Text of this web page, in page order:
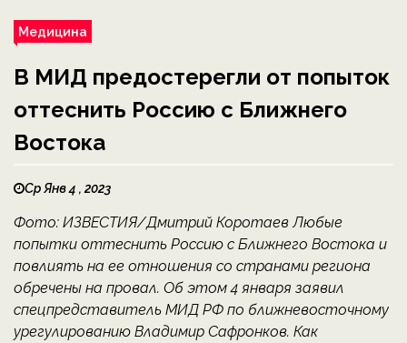
Медицина
В МИД предостерегли от попыток
оттеснить Россию с Ближнего
Востока
Ср Янв 4 , 2023
Фото: ИЗВЕСТИЯ/Дмитрий Коротаев Любые
попытки оттеснить Россию с Ближнего Востока и
повлиять на ее отношения со странами региона
обречены на провал. Об этом 4 января заявил
спецпредставитель МИД РФ по ближневосточному
урегулированию Владимир Сафронков. Как